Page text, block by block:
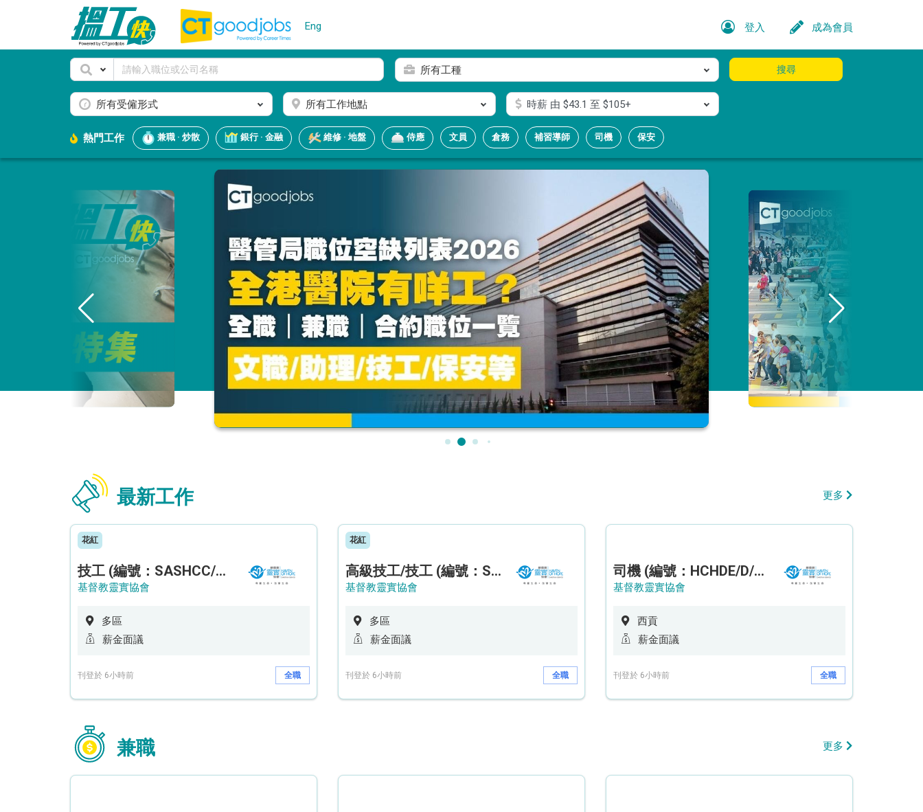
Eng 登入 成為會員
所有工種
所有受僱形式 所有工作地點 時薪由 $43.1 至 $105+
搜尋
熱門工作 兼職 · 炒散 銀行 · 金融 維修 · 地盤 侍應 文員 倉務 補習導師 司機 保安
最新工作 更多
花紅
技工 (編號：SASHCC/A/CTE)
基督教靈實協會
多區
薪金面議
刊登於 6小時前 全職
花紅
高級技工/技工 (編號：SSO/FM/A/CTE)
基督教靈實協會
多區
薪金面議
刊登於 6小時前 全職
司機 (編號：HCHDE/D/CTE)
基督教靈實協會
西貢
薪金面議
刊登於 6小時前 全職
兼職 更多